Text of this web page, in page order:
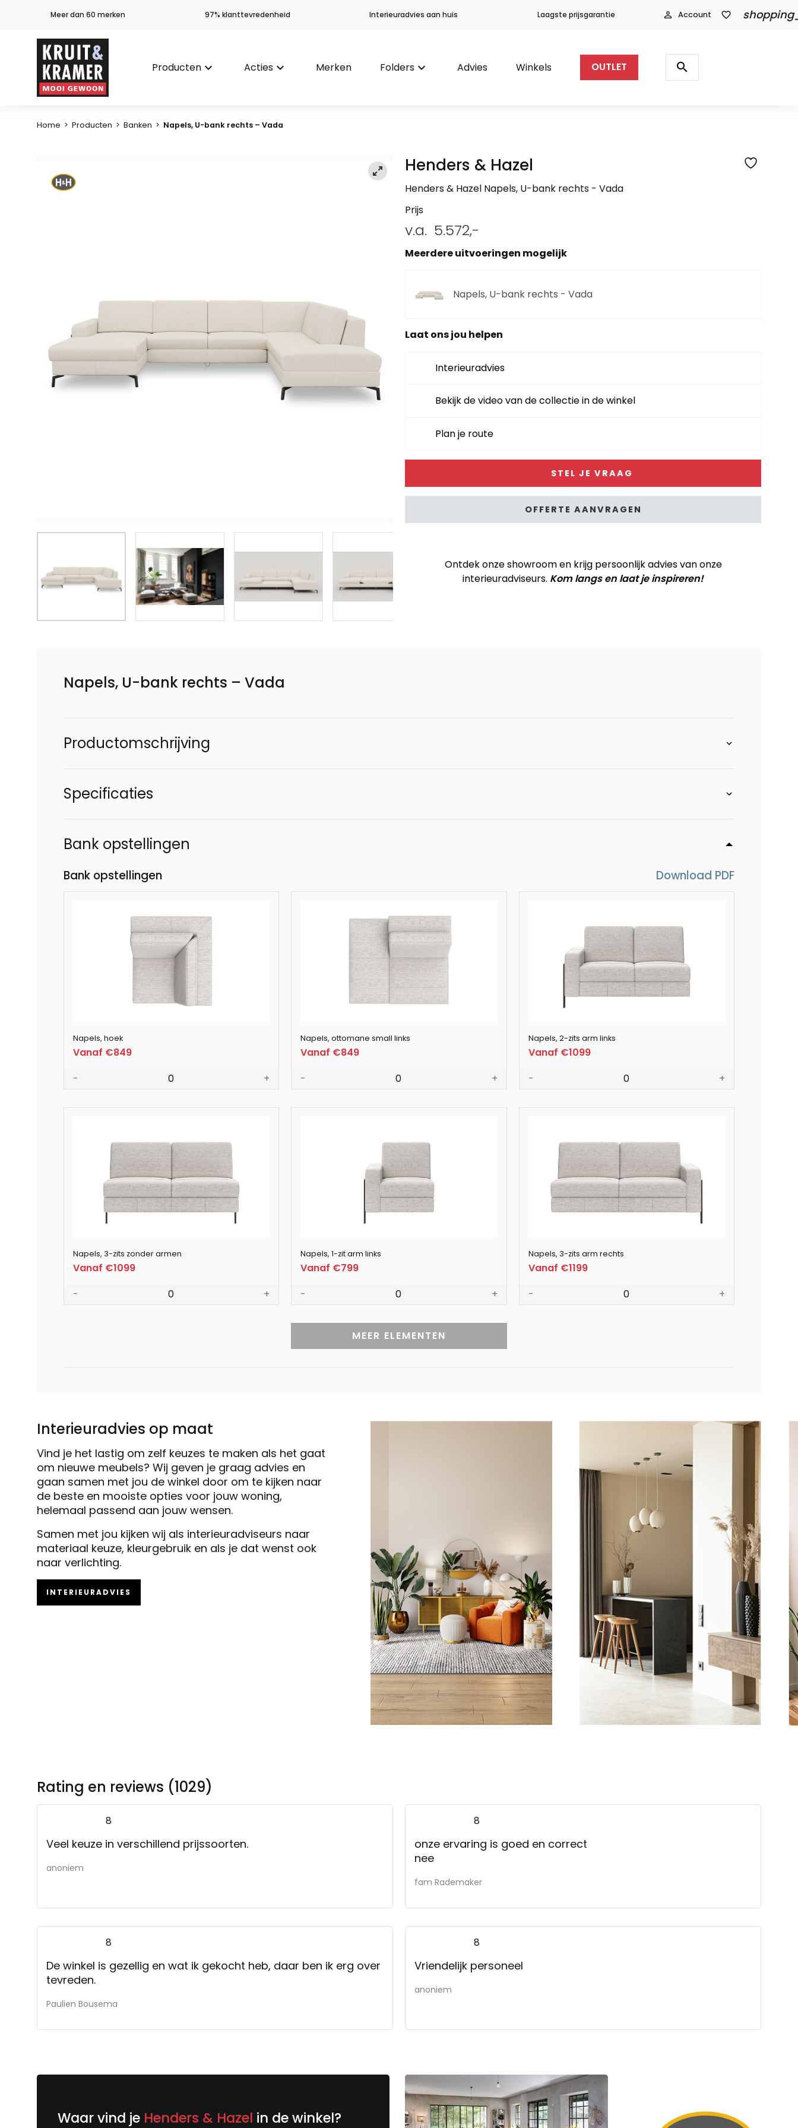
Meer dan 60 merken 97% klanttevredenheid Interieuradvies aan huis Laagste prijsgarantie person_outline Account favorite_border
Producten keyboard_arrow_down Acties keyboard_arrow_down Merken Folders keyboard_arrow_down Advies Winkels OUTLET
Producten
zoeken
search
Home > Producten > Banken > Napels, U-bank rechts – Vada
Henders & Hazel
Henders & Hazel Napels, U-bank rechts - Vada
Prijs
v.a. 5.572,-
Meerdere uitvoeringen mogelijk
Napels, U-bank rechts - Vada
Napels, ottomane big links+2.5-zits arm rechts - arm 4 - poot 13
- vada
Napels, hoofdsteun - vada
Napels, 2-zits - arm 4 - poot 13 cm. - vada
Napels, 2.5-zits arm links+ottomane big rechts - arm 4 - poot 13
Napels, 2.5-zits arm links+longchair rechts - arm 4 - poot 13 cm.
Napels poef - 60 x 60 cm
Henders & Hazel Napels 2.5 zitsbank
Laat ons jou helpen
Interieuradvies
Bekijk de video van de collectie in de winkel
Plan je route
STEL JE VRAAG
OFFERTE AANVRAGEN
Ontdek onze showroom en krijg persoonlijk advies van onze
interieuradviseurs. Kom langs en laat je inspireren!
Napels, U-bank rechts – Vada
Productomschrijving
Specificaties
Bank opstellingen
Bank opstellingen Download PDF
Napels, hoek
Vanaf €849
-
0 +
Napels, ottomane small links
Vanaf €849
-
0 +
Napels, 2-zits arm links
Vanaf €1099
-
0 +
Napels, 3-zits zonder armen
Vanaf €1099
-
0 +
Napels, 1-zit arm links
Vanaf €799
-
0 +
Napels, 3-zits arm rechts
Vanaf €1199
-
0 +
MEER ELEMENTEN
Interieuradvies op maat
Vind je het lastig om zelf keuzes te maken als het gaat
om nieuwe meubels? Wij geven je graag advies en
gaan samen met jou de winkel door om te kijken naar
de beste en mooiste opties voor jouw woning,
helemaal passend aan jouw wensen.
Samen met jou kijken wij als interieuradviseurs naar
materiaal keuze, kleurgebruik en als je dat wenst ook
naar verlichting.
INTERIEURADVIES
Rating en reviews (1029)
8
Veel keuze in verschillend prijssoorten.
anoniem
8
onze ervaring is goed en correct
nee
fam Rademaker
8
De winkel is gezellig en wat ik gekocht heb, daar ben ik erg over
tevreden.
Paulien Bousema
8
Vriendelijk personeel
anoniem
Waar vind je Henders & Hazel in de winkel?